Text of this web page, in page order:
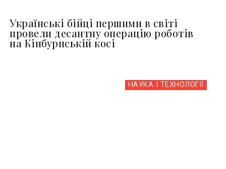
Українські бійці першими в світі
провели десантну операцію роботів
на Кінбурнській косі
НАУКА І ТЕХНОЛОГІЇ